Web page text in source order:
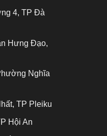
4, TP Đà
Hưng Đạo,
Nghĩa
TP Pleiku
Hội An